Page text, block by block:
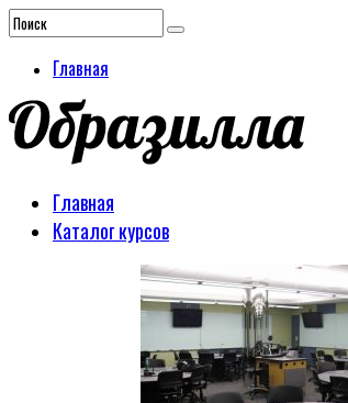
Главная
Главная
Каталог курсов